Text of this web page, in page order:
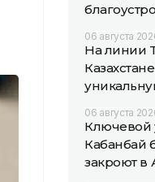
06 августа
На линии
06 августа
Ключевой
Кабанбай
закроют в